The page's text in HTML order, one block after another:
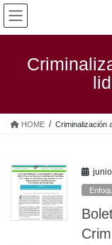
Saltar
contenido
Saltar
la
HOME Criminalización